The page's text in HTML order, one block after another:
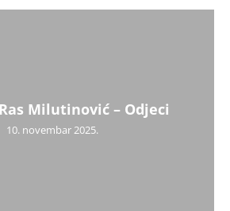
Milutinović – Odjeci
10. novembar 2025.